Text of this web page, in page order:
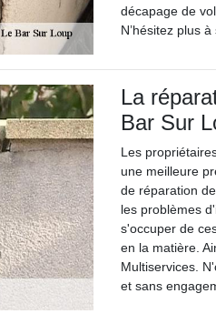
décapage de
N’hésitez plus
La
Bar Sur
Les
une meilleure
de réparation
les problèmes
s'occuper de
en la matière.
Multiservices.
et sans